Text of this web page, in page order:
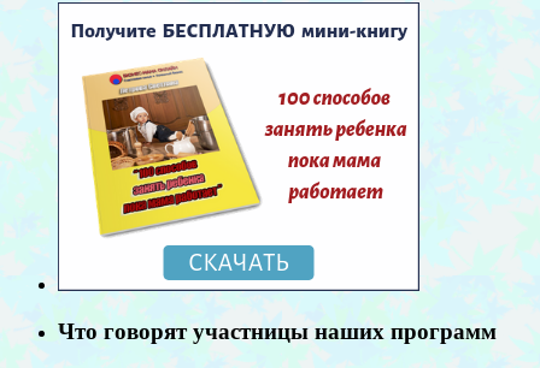
Что говорят участницы наших программ